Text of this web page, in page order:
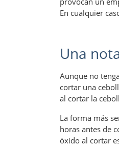
En cualquier
Una
Aunque no
cortar una
al cortar la
La forma más
horas antes de
óxido al cortar